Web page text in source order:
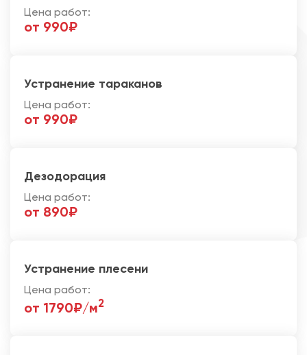
Цена работ:
от 990₽
Устранение тараканов
Цена работ:
от 990₽
Дезодорация
Цена работ:
от 890₽
Устранение плесени
Цена работ:
от 1790₽/м2